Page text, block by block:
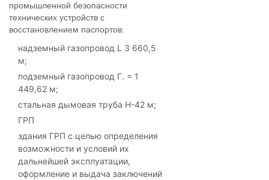
промышленной безопасности
технических устройств с
восстановлением паспортов:
надземный газопровод L З 660,5
м;
подземный газопровод Г. = 1
449,62 м;
стальная дымовая труба Н-42 м;
ГРП
здания ГРП с целью определения
возможности и условий их
дальнейшей эксплуатации,
оформление и выдача заключений